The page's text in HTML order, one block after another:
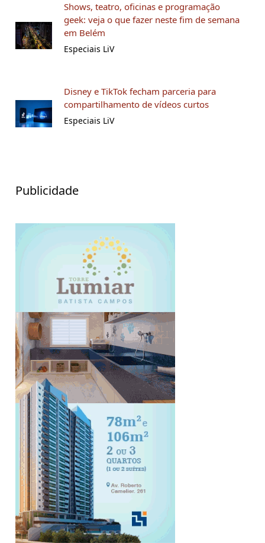
Shows, teatro, oficinas e programação
geek: veja o que fazer neste fim de semana
em Belém
Especiais LiV
Disney e TikTok fecham parceria para
compartilhamento de vídeos curtos
Especiais LiV
Publicidade